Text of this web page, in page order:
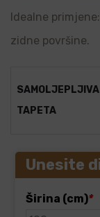
Idealne
zidne površine.
SAMOLJEPLJIVA
TAPETA
Unesite
Širina (cm)*